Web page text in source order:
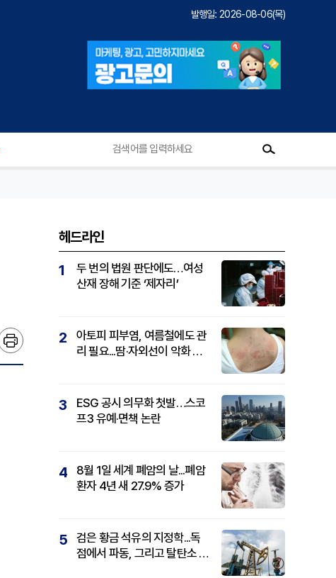
발행일: 2026-08-06(목)
헤드라인
1
두 번의 법원 판단에도…여성
산재 장해 기준 ‘제자리’
2
아토피 피부염, 여름철에도 관
리 필요...땀·자외선이 악화 요
3
ESG 공시 의무화 첫발…스코
프3 유예·면책 논란
4
8월 1일 세계 폐암의 날...폐암
환자 4년 새 27.9% 증가
5
검은 황금 석유의 지정학...독
점에서 파동, 그리고 탈탄소 패